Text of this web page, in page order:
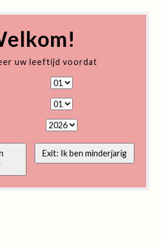
uw leeftijd voordat